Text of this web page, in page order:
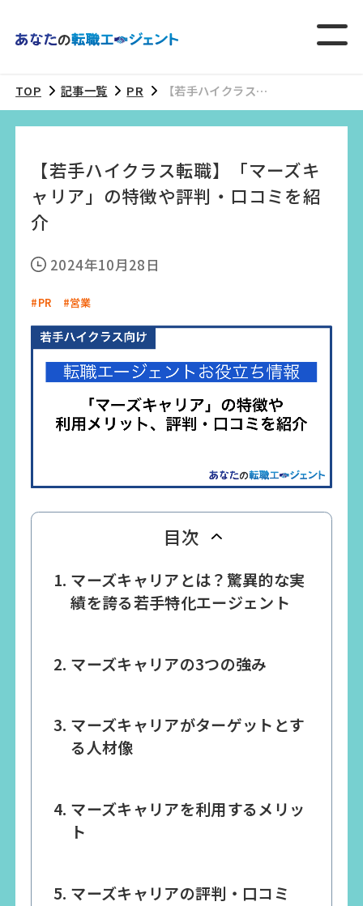
TOP 記事一覧 PR
【若手ハイクラス転
職】「マーズキャリ
口コミを紹介
【若手ハイクラス転職】「マーズキ
ャリア」の特徴や評判・口コミを紹
介
2024年10月28日
#PR #営業
目次
マーズキャリアとは？驚異的な実
績を誇る若手特化エージェント
マーズキャリアの3つの強み
マーズキャリアがターゲットとす
る人材像
マーズキャリアを利用するメリッ
ト
マーズキャリアの評判・口コミ